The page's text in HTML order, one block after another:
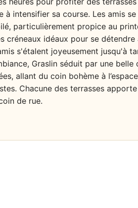
à intensifier sa course. Les amis
particulièrement propice au
idéaux pour se
s'étalent joyeusement jusqu'à
Graslin séduit par une belle
allant du coin bohème à
Chacune des terrasses
de rue.